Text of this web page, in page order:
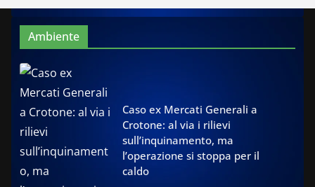
Ambiente
Caso ex Mercati Generali a
Crotone: al via i rilievi
sull’inquinamento, ma
l’operazione si stoppa per il
caldo